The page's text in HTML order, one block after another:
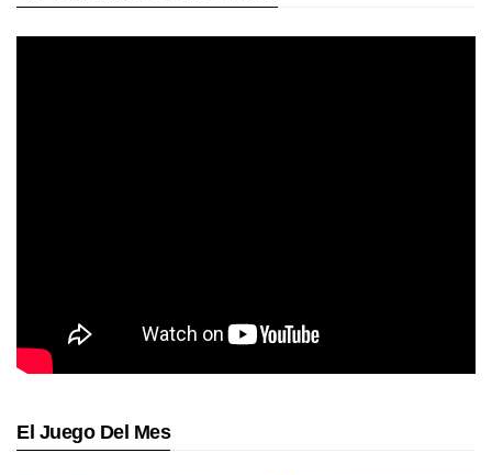
El Juego Del Mes